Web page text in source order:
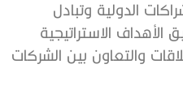
الدولية وتبادل
الاستراتيجية
والتعاون بين الشركات